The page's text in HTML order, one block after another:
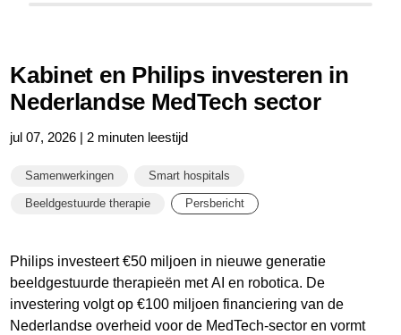
Kabinet en Philips investeren in
Nederlandse MedTech sector
jul 07, 2026 | 2 minuten leestijd
Samenwerkingen Smart hospitals
Beeldgestuurde therapie Persbericht
Philips investeert €50 miljoen in nieuwe generatie
beeldgestuurde therapieën met AI en robotica. De
investering volgt op €100 miljoen financiering van de
Nederlandse overheid voor de MedTech-sector en vormt